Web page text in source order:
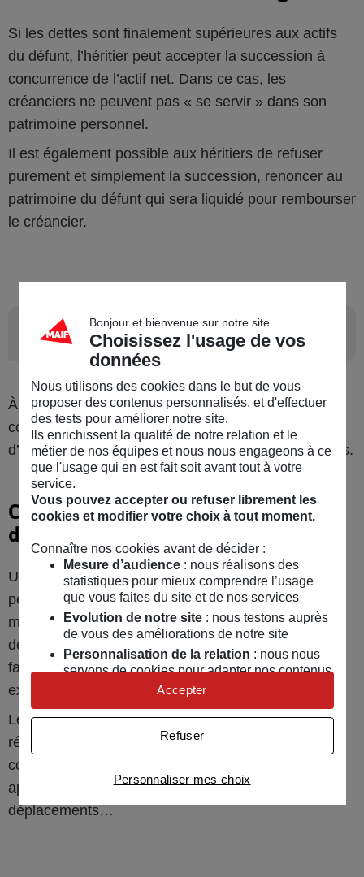
Si les dettes sont finalement supérieures aux actifs
du défunt, l’héritier peut accepter la succession à
concurrence de l’actif net. Dans ce cas, les
créanciers ne peuvent pas « se servir » dans son
patrimoine personnel.
Il est également possible aux héritiers de refuser
purement et simplement la succession, renoncer au
patrimoine du défunt qui sera liquidé pour rembourser
le créancier.
L’avenir des enfants
À plus long terme enfin, le décès prématuré d’un
conjoint peut compromettre en partie les projets
d’avenir, notamment ceux qui concernent les enfants.
Continuer à faire face aux dépenses
d’éducation
Une fois réglés les factures et autres impératifs, la
perte d’un revenu au sein du foyer restreint les
marges de dépenses. Celles relatives à l’éducation
des enfants restent importantes dans le budget
familial : la cantine, les vêtements, les activités
extrascolaires...
Les projets d’études supérieures doivent aussi être
réévalués en fonction de la nouvelle donne. Il faut
compter les frais d’inscription, la location d’un
appartement, l’alimentation, l’argent de poche, les
déplacements…
Bonjour et bienvenue sur notre site
Choisissez l'usage de vos
données
Nous utilisons des cookies dans le but de vous
proposer des contenus personnalisés, et d'effectuer
des tests pour améliorer notre site.
Ils enrichissent la qualité de notre relation et le
métier de nos équipes et nous nous engageons à ce
que l'usage qui en est fait soit avant tout à votre
service.
Vous pouvez accepter ou refuser librement les
cookies et modifier votre choix à tout moment.
Connaître nos cookies avant de décider :
Mesure d’audience: nous réalisons des
statistiques pour mieux comprendre l’usage
que vous faites du site et de nos services
Evolution de notre site: nous testons auprès
de vous des améliorations de notre site
Personnalisation de la relation : nous nous
servons de cookies pour adapter nos contenus
et personnaliser nos offres
Univers publicitaire: nous utilisons avec nos
publicités personnalisées
Personnaliser mes choix
Refuser
Accepter